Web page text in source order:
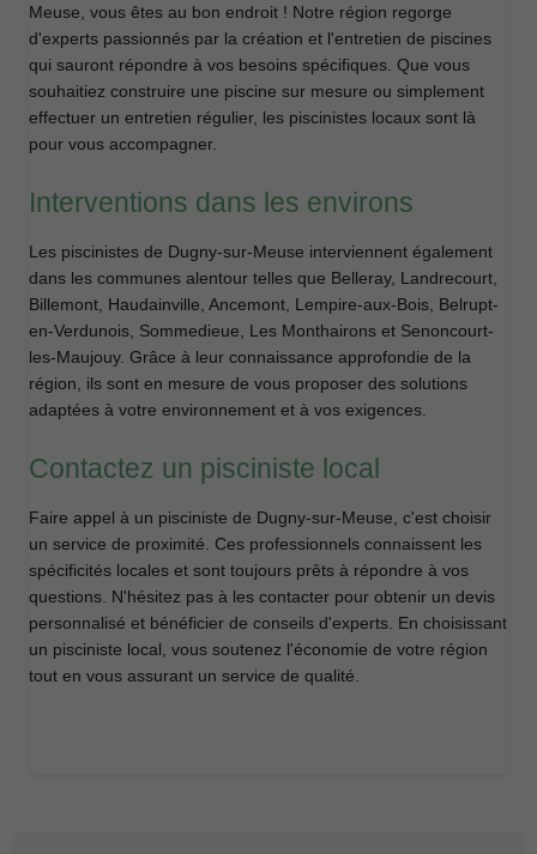
Meuse, vous êtes au bon endroit ! Notre région regorge
d'experts passionnés par la création et l'entretien de piscines
qui sauront répondre à vos besoins spécifiques. Que vous
souhaitiez construire une piscine sur mesure ou simplement
effectuer un entretien régulier, les piscinistes locaux sont là
pour vous accompagner.
Interventions dans les environs
Les piscinistes de Dugny-sur-Meuse interviennent également
dans les communes alentour telles que Belleray, Landrecourt,
Billemont, Haudainville, Ancemont, Lempire-aux-Bois, Belrupt-
en-Verdunois, Sommedieue, Les Monthairons et Senoncourt-
les-Maujouy. Grâce à leur connaissance approfondie de la
région, ils sont en mesure de vous proposer des solutions
adaptées à votre environnement et à vos exigences.
Contactez un pisciniste local
Faire appel à un pisciniste de Dugny-sur-Meuse, c'est choisir
un service de proximité. Ces professionnels connaissent les
spécificités locales et sont toujours prêts à répondre à vos
questions. N'hésitez pas à les contacter pour obtenir un devis
personnalisé et bénéficier de conseils d'experts. En choisissant
un pisciniste local, vous soutenez l'économie de votre région
tout en vous assurant un service de qualité.